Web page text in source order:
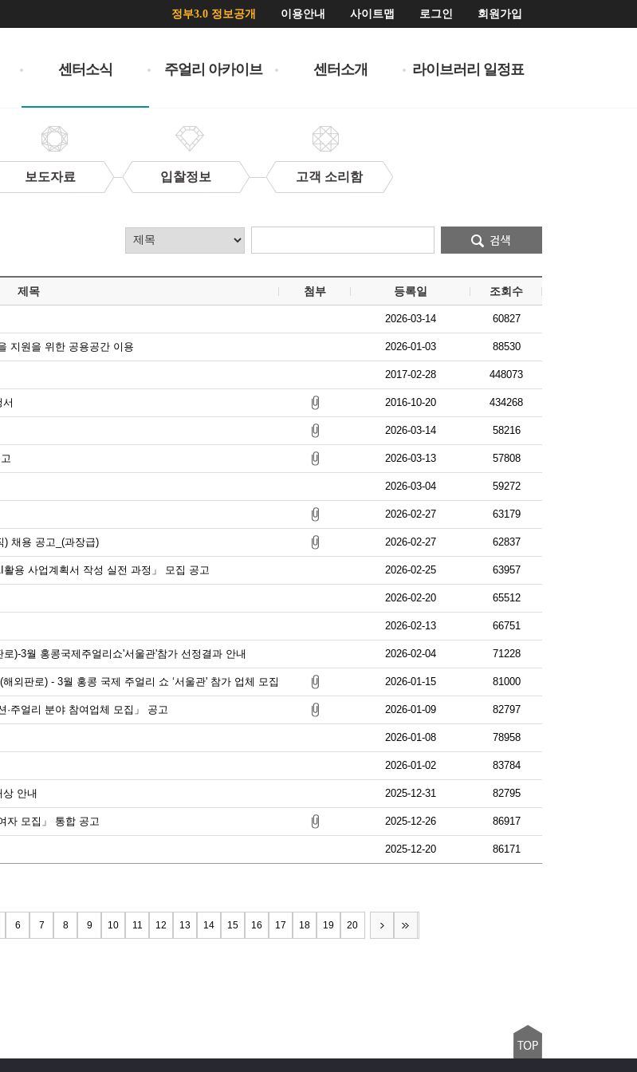
정부3.0 정보공개 이용안내 사이트맵 로그인 회원가입
센터소식 주얼리 아카이브 센터소개 라이브러리 일정표
보도자료 입찰정보 고객 소리함
제목 첨부 등록일 조회수
2026-03-14 60827
지원을 위한 공용공간 이용 2026-01-03 88530
2017-02-28 448073
2016-10-20 434268
2026-03-14 58216
2026-03-13 57808
2026-03-04 59272
2026-02-27 63179
) 채용 공고_(과장급) 2026-02-27 62837
용 사업계획서 작성 실전 과정」 모집 공고 2026-02-25 63957
2026-02-20 65512
2026-02-13 66751
)-3월 홍콩국제주얼리쇼'서울관'참가 선정결과 안내 2026-02-04 71228
외판로) - 3월 홍콩 국제 주얼리 쇼 ‘서울관' 참가 업체 모집 2026-01-15 81000
·주얼리 분야 참여업체 모집」 공고 2026-01-09 82797
2026-01-08 78958
2026-01-02 83784
안내 2025-12-31 82795
자 모집」 통합 공고 2025-12-26 86917
2025-12-20 86171
6 7 8 9 10 11 12 13 14 15 16 17 18 19 20